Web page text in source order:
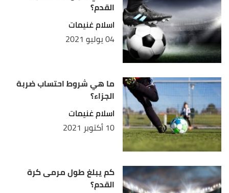
القدم؟
اسلام غنيمات
04 يوليو 2021
ما هي شروط احتساب ضربة
الجزاء؟
اسلام غنيمات
10 أكتوبر 2021
كم يبلغ طول مرمى كرة
القدم؟